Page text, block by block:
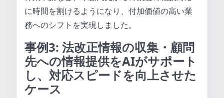
に時間を割けるようになり、付加価値の高い業
務へのシフトを実現しました。
事例3: 法改正情報の収集・顧問
先への情報提供をAIがサポート
し、対応スピードを向上させた
ケース